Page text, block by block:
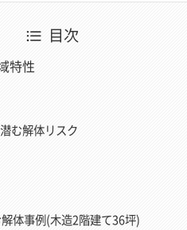
目次
特性
む解体リスク
体事例(木造2階建て36坪)